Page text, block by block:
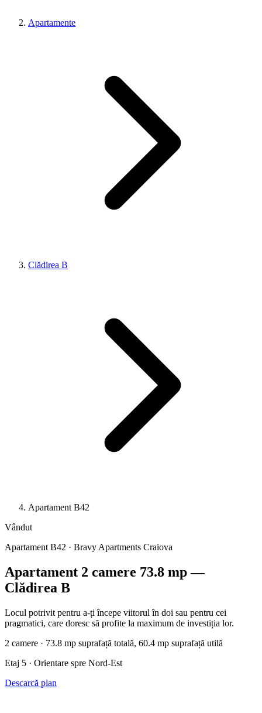
Apartamente
Clădirea B
Apartament B42
Vândut
Apartament B42 · Bravy Apartments Craiova
Apartament 2 camere 73.8 mp —
Clădirea B
Locul potrivit pentru a-ți începe viitorul în doi sau pentru cei
pragmatici, care doresc să profite la maximum de investiția lor.
2 camere · 73.8 mp suprafață totală, 60.4 mp suprafață utilă
Etaj 5 · Orientare spre Nord-Est
Descarcă plan